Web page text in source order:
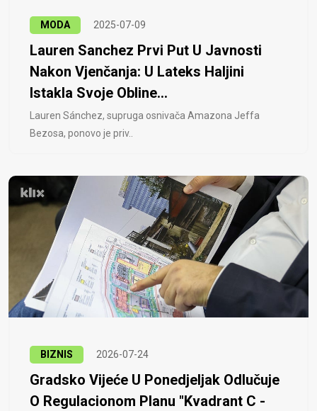
MODA 2025-07-09
Lauren Sanchez Prvi Put U Javnosti
Nakon Vjenčanja: U Lateks Haljini
Istakla Svoje Obline...
Lauren Sánchez, supruga osnivača Amazona Jeffa
Bezosa, ponovo je priv..
BIZNIS 2026-07-24
Gradsko Vijeće U Ponedjeljak Odlučuje
O Regulacionom Planu "Kvadrant C -